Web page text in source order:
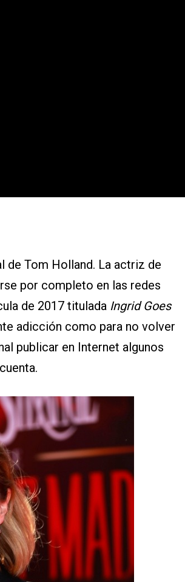
de Tom Holland. La actriz de
por completo en las redes
de 2017 titulada Ingrid Goes
adicción como para no volver
publicar en Internet algunos